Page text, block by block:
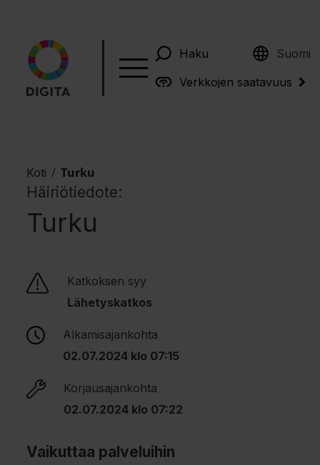
Haku Suomi
English
Verkkojen saatavuus
Koti / Turku
Häiriötiedote:
Turku
Katkoksen syy
Lähetyskatkos
Alkamisajankohta
02.07.2024 klo 07:15
Korjausajankohta
02.07.2024 klo 07:22
Vaikuttaa palveluihin